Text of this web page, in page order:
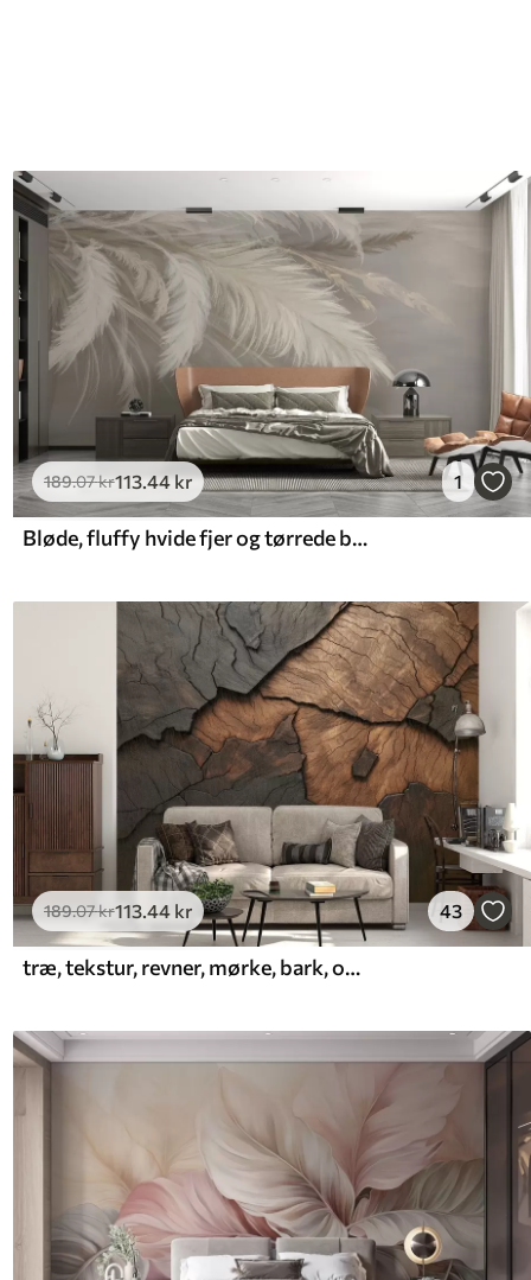
189.07kr113.44kr 1
Bløde, fluffy hvide fjer og tørrede blomster på en neutral pastelbeige baggrund
189.07kr113.44 kr 43
træ, tekstur, revner, mørke, bark, overflade